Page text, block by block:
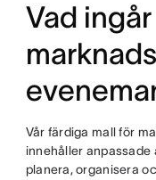
Vad
Vår färdiga mall för
innehåller anpassade
planera, organisera